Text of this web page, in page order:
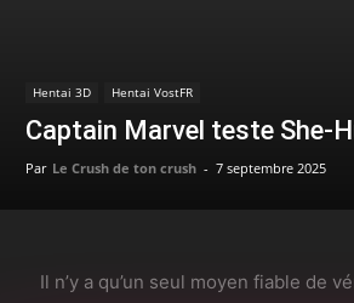
Hentai 3D Hentai VostFR
Captain Marvel teste She-
Par Le Crush de ton crush - 7 septembre 2025
Il n’y a qu’un seul moyen fiable de